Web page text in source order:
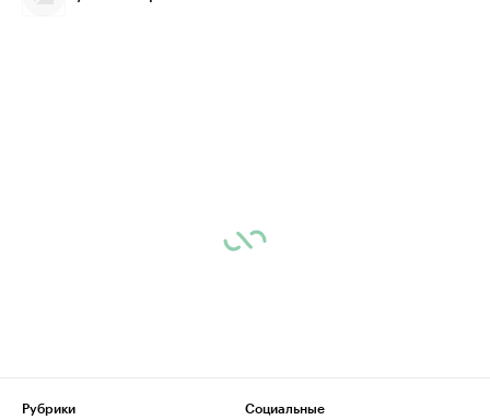
Рубрики
Социальные